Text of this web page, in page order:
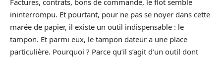
Factures, contrats, bons de commande, le flot semble
ininterrompu. Et pourtant, pour ne pas se noyer dans cette
marée de papier, il existe un outil indispensable : le
tampon. Et parmi eux, le tampon dateur a une place
particulière. Pourquoi ? Parce qu’il s’agit d’un outil dont